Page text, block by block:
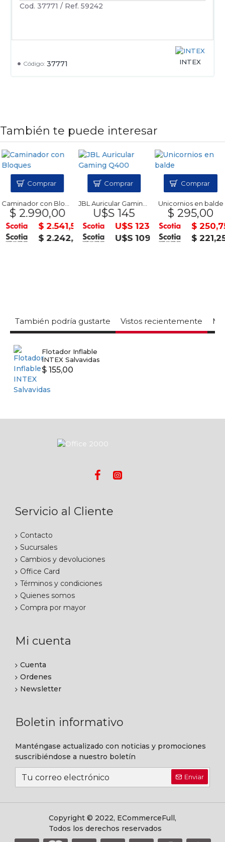
Código: 37771 INTEX
Cod. 37771 / Ref. 59242
También te puede interesar
Caminador con Bloques
$ 2.990,00
$ 2.541,50
$ 2.242,50
Comprar
JBL Auricular Gaming Q400
U$S 145
U$S 123
U$S 109
Comprar
Unicornios en balde
$ 295,00
$
$ 221,25
Comprar
También podría gustarte Vistos recientemente
Flotador Inflable
INTEX Salvavidas
$ 155,00
Servicio al Cliente
Contacto
Sucursales
Cambios y devoluciones
Office Card
Términos y condiciones
Quienes somos
Compra por mayor
Mi cuenta
Cuenta
Ordenes
Newsletter
Boletin informativo
Manténgase actualizado con noticias y promociones
suscribiéndose a nuestro boletín
Enviar
Copyright © 2022, ECommerceFull,
Todos los derechos reservados